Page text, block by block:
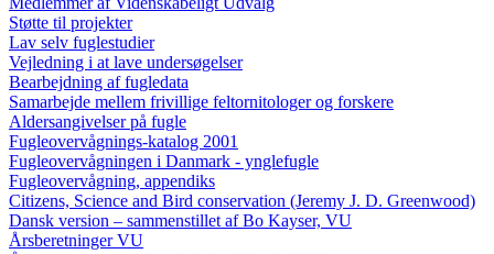
Støtte til projekter
Lav selv fuglestudier
Vejledning i at lave undersøgelser
Bearbejdning af fugledata
Samarbejde mellem frivillige feltornitologer og forskere
Aldersangivelser på fugle
Fugleovervågnings-katalog 2001
Fugleovervågningen i Danmark - ynglefugle
Fugleovervågning, appendiks
Citizens, Science and Bird conservation (Jeremy J. D. Greenwood)
Dansk version – sammenstillet af Bo Kayser, VU
Årsberetninger VU